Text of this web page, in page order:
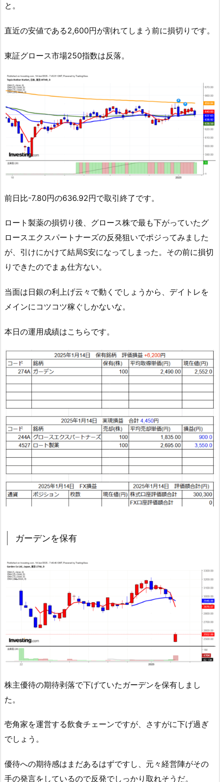
と。
直近の安値である2,600円が割れてしまう前に損切りです。
東証グロース市場250指数は反落。
前日比-7.80円の636.92円で取引終了です。
ロート製薬の損切り後、グロース株で最も下がっていたグ
ロースエクスパートナーズの反発狙いでポジってみました
が、引けにかけて結局S安になってしまった。その前に損切
りできたのでまぁ仕方ない。
当面は日銀の利上げ云々で動くでしょうから、デイトレを
メインにコツコツ稼ぐしかないな。
本日の運用成績はこちらです。
ガーデンを保有
株主優待の期待剥落で下げていたガーデンを保有しまし
た。
壱角家を運営する飲食チェーンですが、さすがに下げ過ぎ
でしょう。
優待への期待感はまだあるはずですし、元々経営陣がその
手の発言をしているので反発でしっかり取れそうだ。